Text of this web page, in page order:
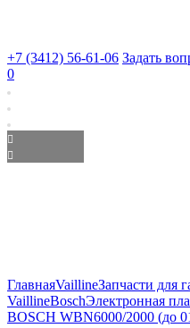
+7 (3412) 56-61-06 Задать
0
ГлавнаяVaillineЗапчасти для
VaillineBoschЭлектронная
BOSCH WBN6000/2000 (до